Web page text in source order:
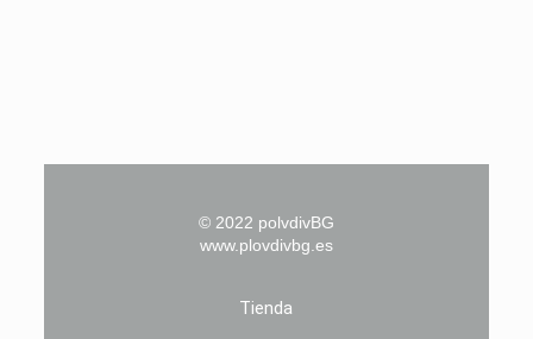
© 2022 polvdivBG
www.plovdivbg.es
Tienda